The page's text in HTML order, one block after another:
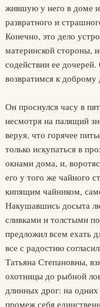
жившую у него в доме
развратного и
Конечно, это дело
материнской стороны,
содействии ее
возвратимся к
Он проснулся часу в
несмотря на палящий
веруя, что горячее
только искупаться в
окнами дома, и,
его у того же чайного
кипящим чайником,
Накушавшись досыта
сливками и толстыми
предложил всем ехать
все с радостию
Татьяна Степановны,
охотницы до рыбной
длинных дрог: на
промеж себя